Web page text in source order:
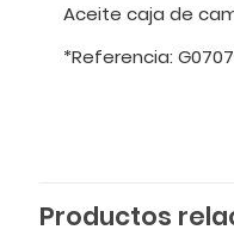
Aceite caja de
*Referencia:
Productos